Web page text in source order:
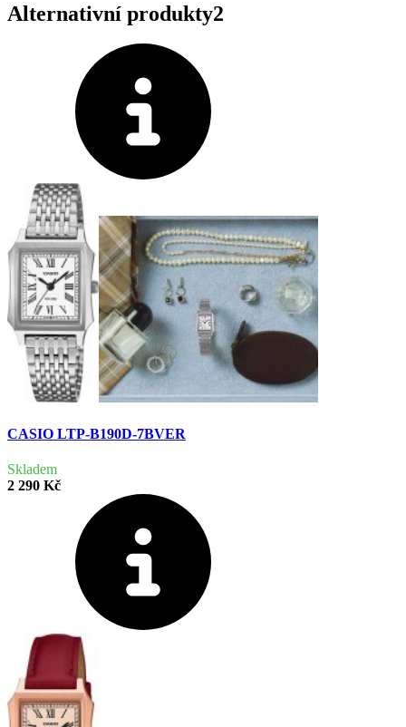
Alternativní produkty2
CASIO LTP-B190D-7BVER
Skladem
2 290 Kč